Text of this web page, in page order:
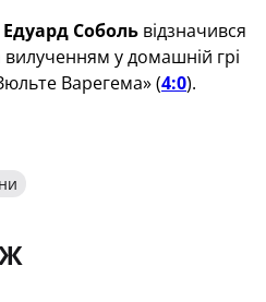
Едуард Соболь відзначився
у домашній грі
Варегема» (4:0).